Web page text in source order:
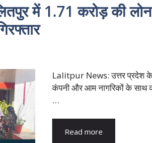
में 1.71 करोड़ की लोन
Lalitpur News: उत्तर प्रदेश
कंपनी और आम नागरिकों के साथ
…
Read more